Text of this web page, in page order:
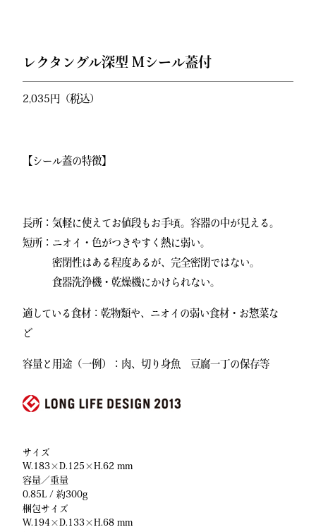
レクタングル深型 Mシール蓋付
2,035円（税込）
【シール蓋の特徴】
長所：気軽に使えてお値段もお手頃。容器の中が見える。
短所：ニオイ・色がつきやすく熱に弱い。
密閉性はある程度あるが、完全密閉ではない。
食器洗浄機・乾燥機にかけられない。
適している食材：乾物類や、ニオイの弱い食材・お惣菜な
ど
容量と用途（一例）：肉、切り身魚 豆腐一丁の保存等
サイズ
W.183×D.125×H.62 mm
容量／重量
0.85L / 約300g
梱包サイズ
W.194×D.133×H.68 mm